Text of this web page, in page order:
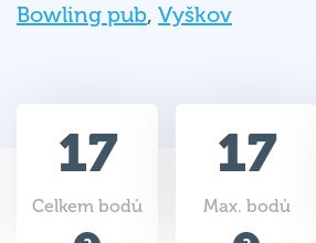
Bowling pub, Vyškov
17
Celkem bodů
17
Max. bodů